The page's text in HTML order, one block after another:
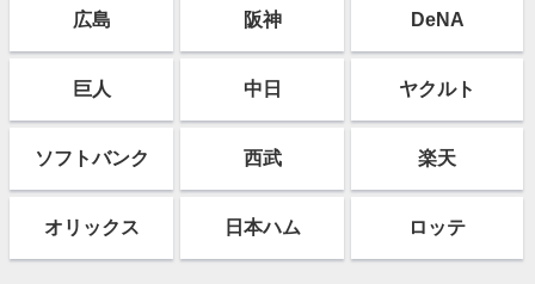
広島 阪神 DeNA
巨人 中日 ヤクルト
ソフトバンク 西武 楽天
オリックス 日本ハム ロッテ